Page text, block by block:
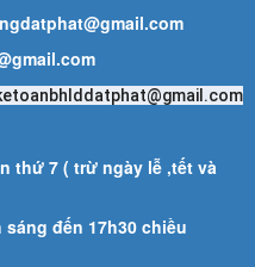
thứ 7 ( trừ ngày lễ ,tết và
17h30 chiều